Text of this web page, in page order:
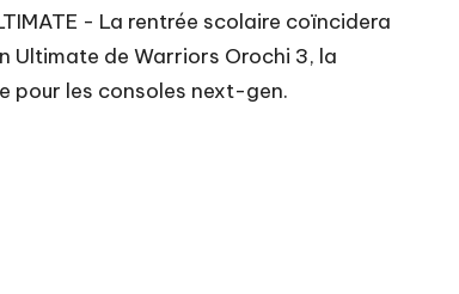
- La rentrée scolaire coïncidera
Ultimate de Warriors Orochi 3, la
pour les consoles next-gen.